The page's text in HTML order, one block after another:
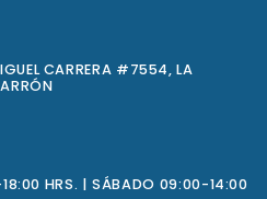
CARRERA #7554, LA
18:00 HRS. | SÁBADO 09:00-14:00